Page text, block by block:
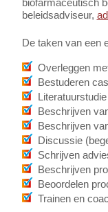
biofarmaceutisch
beleidsadviseur,
De taken van een
Overleggen
Bestuderen
Beschrijven
Beschrijven
Discussie
Schrijven
Beschrijven
Beoordelen
Trainen en